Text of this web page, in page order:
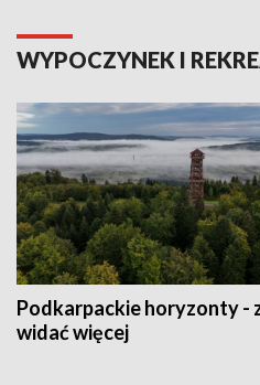
WYPOCZYNEK I
Podkarpackie horyzonty -
widać więcej